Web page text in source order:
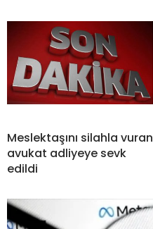
Meslektaşını silahla vuran
avukat adliyeye sevk
edildi